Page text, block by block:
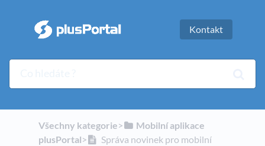
Kontakt
Všechny kategorie​>​
​Mobilní aplikace
plusPortal​>​
Správa novinek pro mobilní